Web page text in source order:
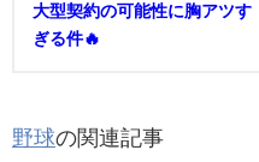
大型契約の可能性に胸アツす
ぎる件🔥
野球の関連記事